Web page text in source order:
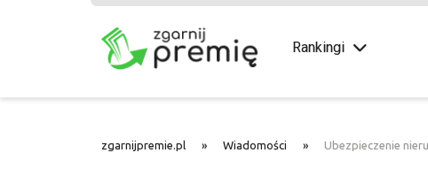
Rankingi
zgarnijpremie.pl » Wiadomości » Ubezpieczenie